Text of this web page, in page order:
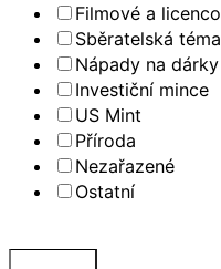
Filmové a
Sběratelská
Nápady na dárky
Investiční mince
US Mint
Příroda
Nezařazené
Ostatní